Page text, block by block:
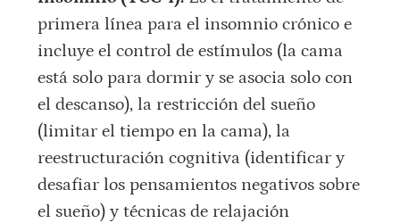
primera línea para el insomnio crónico e
incluye el control de estímulos (la cama
está solo para dormir y se asocia solo con
el descanso), la restricción del sueño
(limitar el tiempo en la cama), la
reestructuración cognitiva (identificar y
desafiar los pensamientos negativos sobre
el sueño) y técnicas de relajación